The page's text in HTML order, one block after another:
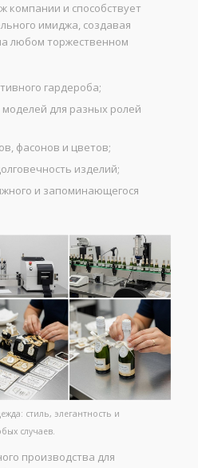
компании и способствует
имиджа, создавая
любом торжественном
гардероба;
для разных ролей
фасонов и цветов;
изделий;
и запоминающегося
стиль, элегантность и
случаев.
производства для